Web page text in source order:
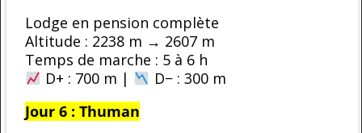
Lodge en pension complète
Altitude : 2238 m → 2607 m
Temps de marche : 5 à 6 h
D+ : 700 m |
D− : 300 m
Jour 6 : Thuman